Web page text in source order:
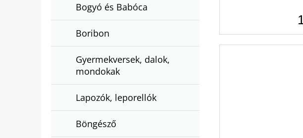
Bogyó és Babóca
Boribon
Gyermekversek, dalok,
mondokak
Lapozók, leporellók
Böngésző